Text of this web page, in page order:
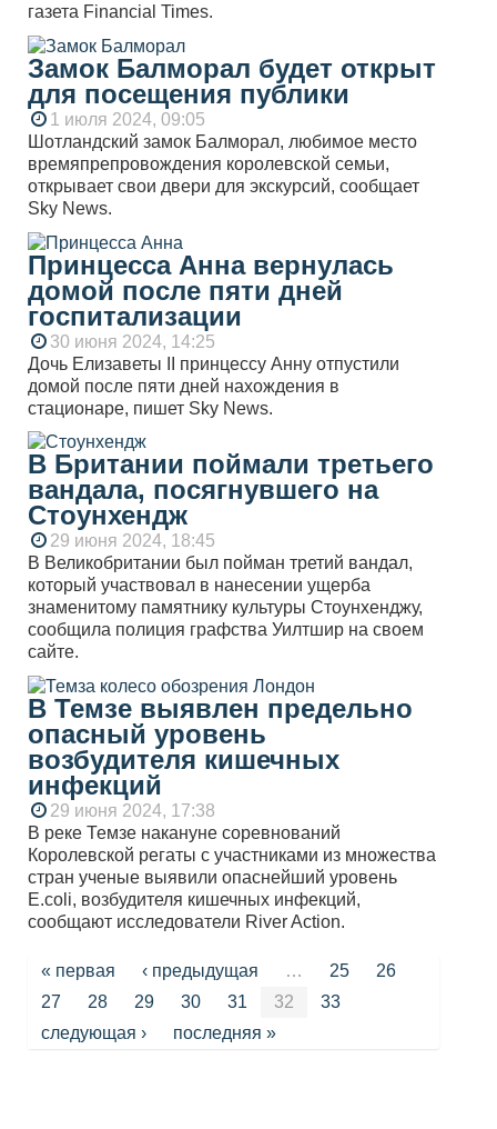
газета Financial Times.
Замок Балморал будет открыт
для посещения публики
1 июля 2024, 09:05
Шотландский замок Балморал, любимое место
времяпрепровождения королевской семьи,
открывает свои двери для экскурсий, сообщает
Sky News.
Принцесса Анна вернулась
домой после пяти дней
госпитализации
30 июня 2024, 14:25
Дочь Елизаветы II принцессу Анну отпустили
домой после пяти дней нахождения в
стационаре, пишет Sky News.
В Британии поймали третьего
вандала, посягнувшего на
Стоунхендж
29 июня 2024, 18:45
В Великобритании был пойман третий вандал,
который участвовал в нанесении ущерба
знаменитому памятнику культуры Стоунхенджу,
сообщила полиция графства Уилтшир на своем
сайте.
В Темзе выявлен предельно
опасный уровень
возбудителя кишечных
инфекций
29 июня 2024, 17:38
В реке Темзе накануне соревнований
Королевской регаты с участниками из множества
стран ученые выявили опаснейший уровень
E.coli, возбудителя кишечных инфекций,
сообщают исследователи River Action.
Страницы
« первая ‹ предыдущая … 25
26
27
28 29 30 31 32
33
следующая ›
последняя »